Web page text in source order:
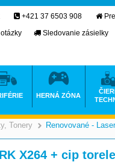
Tonery Renovované - Laser
X264 + cip
+421 37 6503 908
Sledovanie zásielky
HERNÁ ZÓNA